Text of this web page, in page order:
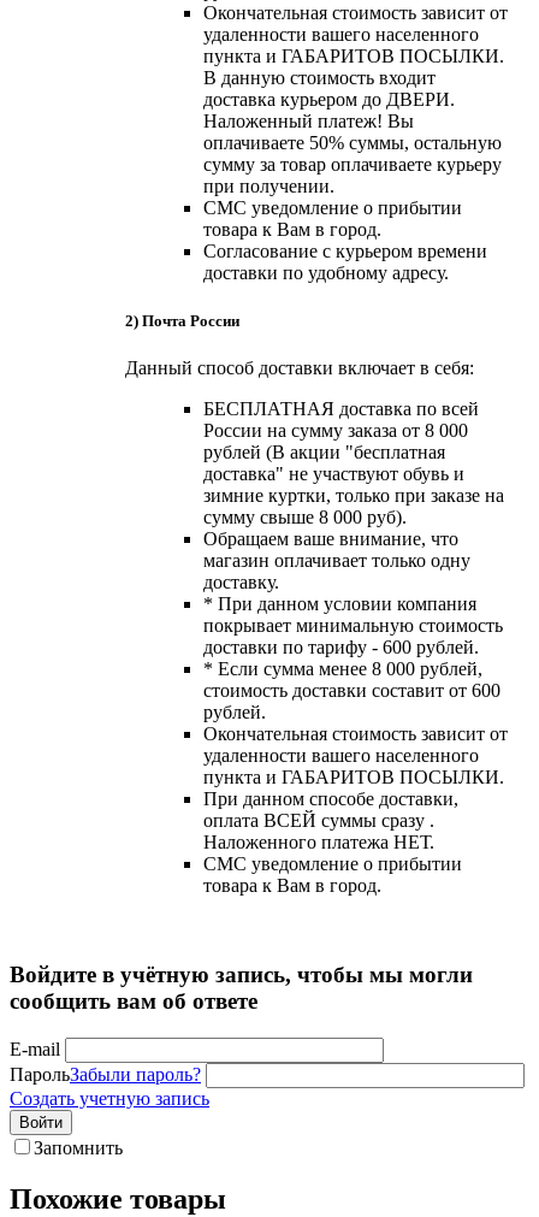
Окончательная стоимость зависит от
удаленности вашего населенного
пункта и ГАБАРИТОВ ПОСЫЛКИ.
В данную стоимость входит
доставка курьером до ДВЕРИ.
Наложенный платеж! Вы
оплачиваете 50% суммы, остальную
сумму за товар оплачиваете курьеру
при получении.
СМС уведомление о прибытии
товара к Вам в город.
Согласование с курьером времени
доставки по удобному адресу.
2) Почта России
Данный способ доставки включает в себя:
БЕСПЛАТНАЯ доставка по всей
России на сумму заказа от 8 000
рублей (В акции "бесплатная
доставка" не участвуют обувь и
зимние куртки, только при заказе на
сумму свыше 8 000 руб).
Обращаем ваше внимание, что
магазин оплачивает только одну
доставку.
* При данном условии компания
покрывает минимальную стоимость
доставки по тарифу - 600 рублей.
* Если сумма менее 8 000 рублей,
стоимость доставки составит от 600
рублей.
Окончательная стоимость зависит от
удаленности вашего населенного
пункта и ГАБАРИТОВ ПОСЫЛКИ.
При данном способе доставки,
оплата ВСЕЙ суммы сразу .
Наложенного платежа НЕТ.
СМС уведомление о прибытии
товара к Вам в город.
Войдите в учётную запись, чтобы мы могли
сообщить вам об ответе
E-mail
ПарольЗабыли пароль?
Создать учетную запись
Войти
Запомнить
Похожие товары